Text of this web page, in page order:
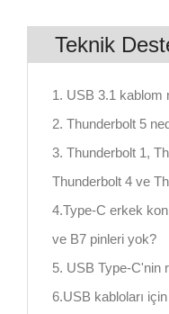
Teknik
1. USB 3.1 kablom
2. Thunderbolt 5
3. Thunderbolt 1,
Thunderbolt 4 ve
4.Type-C erkek
ve B7 pinleri yok?
5. USB Type-C'nin
6.USB kabloları